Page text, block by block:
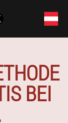
BEI